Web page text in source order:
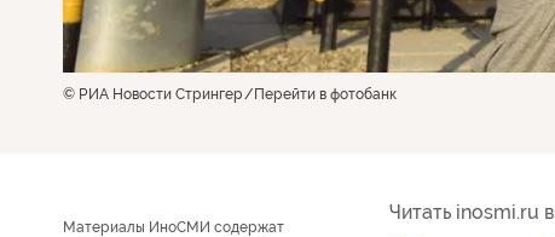
© РИА Новости Стрингер Перейти в фотобанк
Материалы ИноСМИ содержат
Читать inosmi.ru в